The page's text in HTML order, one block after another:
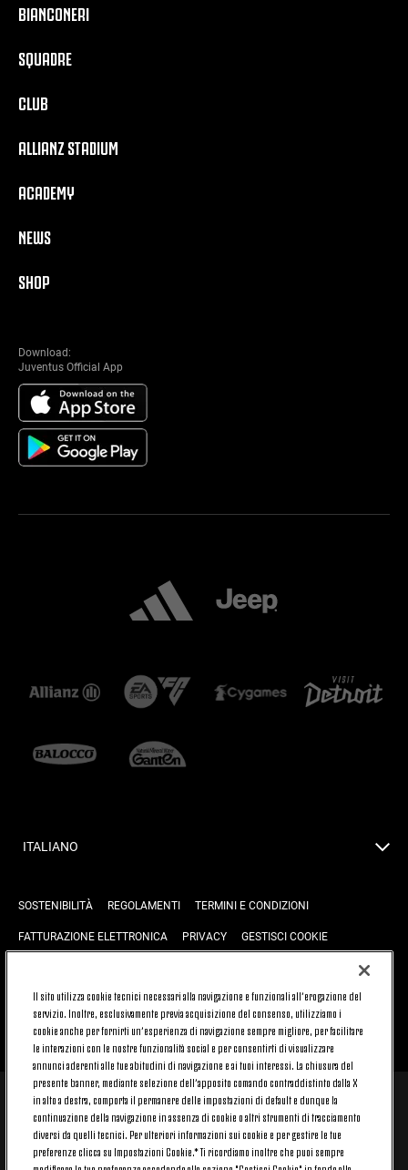
BIANCONERI
SQUADRE
CLUB
ALLIANZ STADIUM
ACADEMY
NEWS
SHOP
Download:
Juventus Official App
ITALIANO
SOSTENIBILITÀ REGOLAMENTI TERMINI E CONDIZIONI
FATTURAZIONE ELETTRONICA PRIVACY GESTISCI COOKIE
TORNA SU
© 2026 Juventus Football Club S.p.A.
Juventus Football Club S.p.A. Via Druento, 175 10151 Torino - Italia;
CONTACT CENTER (+39) 011.45.30.486. Il servizio è attivo dal lunedì al
venerdì (9-20) e il sabato (9-15), festivi esclusi.
Il sito utilizza cookie tecnici necessari alla navigazione e funzionali all’erogazione del
servizio. Inoltre, esclusivamente previa acquisizione del consenso, utilizziamo i
cookie anche per fornirti un’esperienza di navigazione sempre migliore, per facilitare
le interazioni con le nostre funzionalità social e per consentirti di visualizzare
annunci aderenti alle tue abitudini di navigazione e ai tuoi interessi. La chiusura del
presente banner, mediante selezione dell’apposito comando contraddistinto dalla X
in alto a destra, comporta il permanere delle impostazioni di default e dunque la
continuazione della navigazione in assenza di cookie o altri strumenti di tracciamento
diversi da quelli tecnici. Per ulteriori informazioni sui cookie e per gestire le tue
preferenze clicca su Impostazioni Cookie.* Ti ricordiamo inoltre che puoi sempre